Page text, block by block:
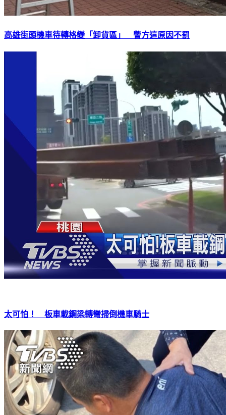
高雄街頭機車待轉格變「卸貨區」 警方這原因不罰
太可怕！ 板車載鋼梁轉彎掃倒機車騎士